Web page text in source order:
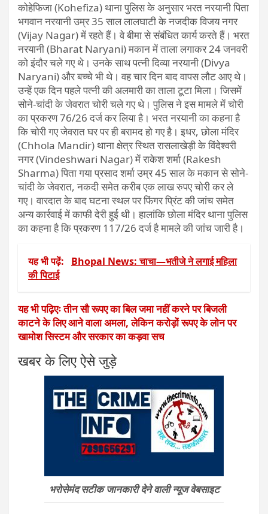
कोहेफिजा (Kohefiza) थाना पुलिस के अनुसार भरत नरयानी पिता
भगवान नरयानी उम्र 35 साल लालघाटी के नजदीक विजय नगर
(Vijay Nagar) में रहते हैं। वे बीमा से संबंधित कार्य करते हैं। भरत
नरयानी (Bharat Naryani) मकान में ताला लगाकर 24 जनवरी
को इंदौर चले गए थे। उनके साथ पत्नी दिव्या नरयानी (Divya
Naryani) और बच्चे भी थे। वह चार दिन बाद वापस लौट आए थे।
उन्हें एक दिन पहले पत्नी की अलमारी का ताला टूटा मिला। जिसमें
सोने-चांदी के जेवरात चोरी चले गए थे। पुलिस ने इस मामले में चोरी
का प्रकरण 76/26 दर्ज कर लिया है। भरत नरयानी का कहना है
कि चोरी गए जेवरात घर पर ही बरामद हो गए है। इधर, छोला मंदिर
(Chhola Mandir) थाना क्षेत्र स्थित रासलाखेड़ी के विंदेश्वरी
नगर (Vindeshwari Nagar) में राकेश शर्मा (Rakesh
Sharma) पिता गया प्रसाद शर्मा उम्र 45 साल के मकान से सोने-
चांदी के जेवरात, नकदी समेत करीब एक लाख रुपए चोरी कर ले
गए। वारदात के बाद घटना स्थल पर फिंगर प्रिंट की जांच समेत
अन्य कार्रवाई में काफी देरी हुई थी। हालांकि छोला मंदिर थाना पुलिस
का कहना है कि प्रकरण 117/26 दर्ज है मामले की जांच जारी है।
यह भी पढ़ें:
Bhopal News: चाचा—भतीजे ने लगाई महिला
की पिटाई
यह भी पढ़िएः तीन सौ रूपए का बिल जमा नहीं करने पर बिजली
काटने के लिए आने वाला अमला, लेकिन करोड़ों रूपए के लोन पर
खामोश सिस्टम और सरकार का कड़वा सच
खबर के लिए ऐसे जुड़े
भरोसेमंद सटीक जानकारी देने वाली न्यूज वेबसाइट